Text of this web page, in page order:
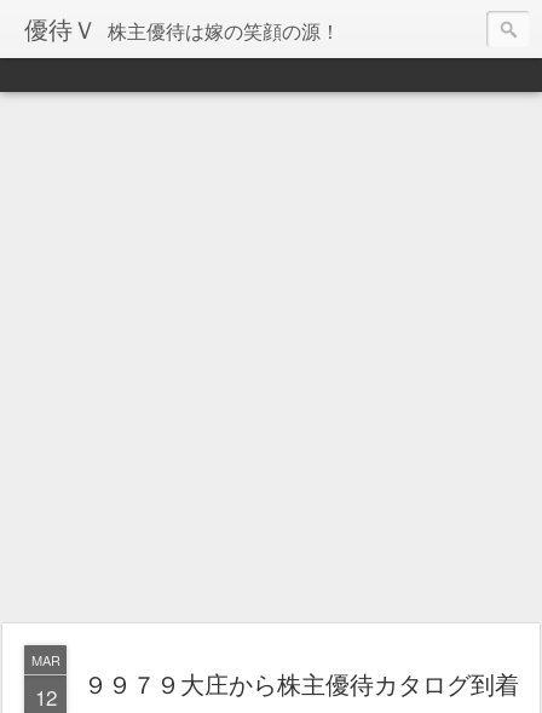
優待Ｖ 株主優待は嫁の笑顔の源！
MAR
12 ９９７９大庄から株主優待カタログ到着